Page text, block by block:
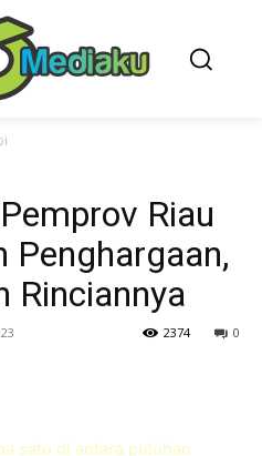
Riau
Penghargaan,
Rinciannya
0
2374